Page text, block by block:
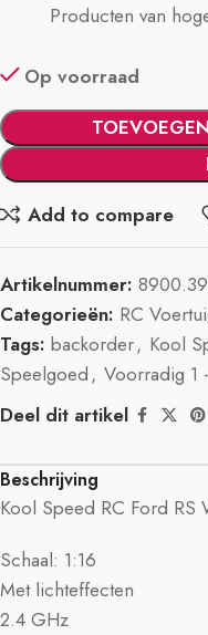
Producten van
Op voorraad
Add to compare
Artikelnummer:
Categorieën: RC
Tags: backorder, Kool
Speelgoed, Voorradig 1
Deel dit artikel
Beschrijving
Kool Speed RC Ford RS
Schaal: 1:16
Met lichteffecten
2.4 GHz